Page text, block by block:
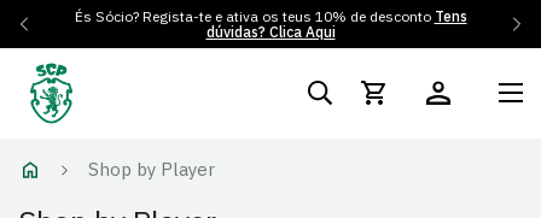
Portes gratuitos para Portugal Continental em encomendas
superiores a 50€
Shop by Player